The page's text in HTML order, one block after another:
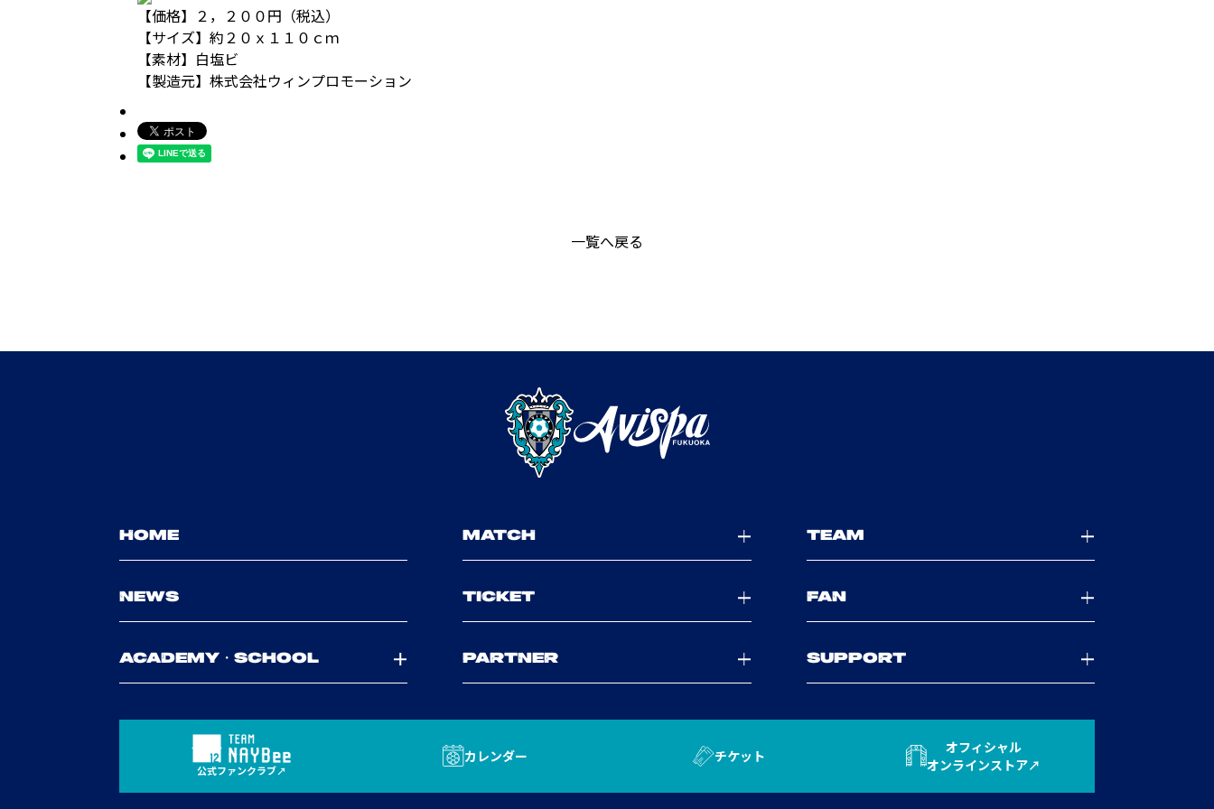
【価格】２，２００円（税込）
【サイズ】約２０ｘ１１０ｃｍ
【素材】白塩ビ
【製造元】株式会社ウィンプロモーション
一覧へ戻る
HOME MATCH TEAM
NEWS TICKET FAN
ACADEMY・SCHOOL PARTNER SUPPORT
公式ファンクラブ
カレンダー チケット
オフィシャル
オンラインストア